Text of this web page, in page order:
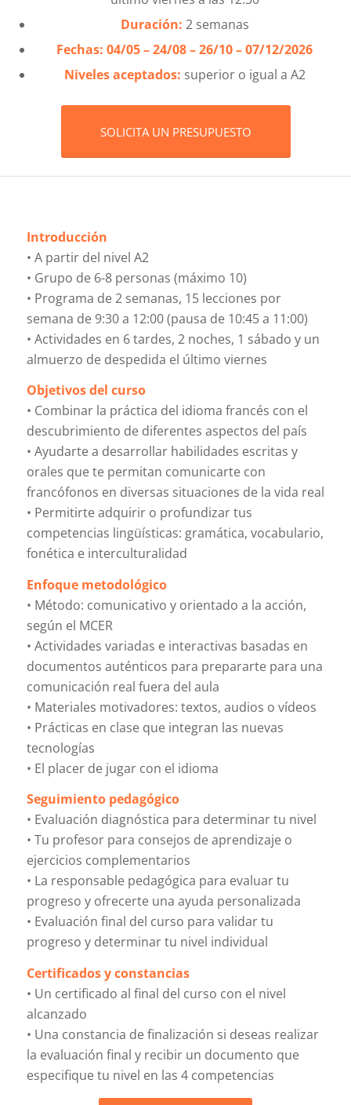
Duración: 2 semanas
Fechas: 04/05 – 24/08 – 26/10 – 07/12/2026
Niveles aceptados: superior o igual a A2
SOLICITA UN PRESUPUESTO
Introducción
• A partir del nivel A2
• Grupo de 6-8 personas (máximo 10)
• Programa de 2 semanas, 15 lecciones por
semana de 9:30 a 12:00 (pausa de 10:45 a 11:00)
• Actividades en 6 tardes, 2 noches, 1 sábado y un
almuerzo de despedida el último viernes
Objetivos del curso
• Combinar la práctica del idioma francés con el
descubrimiento de diferentes aspectos del país
• Ayudarte a desarrollar habilidades escritas y
orales que te permitan comunicarte con
francófonos en diversas situaciones de la vida real
• Permitirte adquirir o profundizar tus
competencias lingüísticas: gramática, vocabulario,
fonética e interculturalidad
Enfoque metodológico
• Método: comunicativo y orientado a la acción,
según el MCER
• Actividades variadas e interactivas basadas en
documentos auténticos para prepararte para una
comunicación real fuera del aula
• Materiales motivadores: textos, audios o vídeos
• Prácticas en clase que integran las nuevas
tecnologías
• El placer de jugar con el idioma
Seguimiento pedagógico
• Evaluación diagnóstica para determinar tu nivel
• Tu profesor para consejos de aprendizaje o
ejercicios complementarios
• La responsable pedagógica para evaluar tu
progreso y ofrecerte una ayuda personalizada
• Evaluación final del curso para validar tu
progreso y determinar tu nivel individual
Certificados y constancias
• Un certificado al final del curso con el nivel
alcanzado
• Una constancia de finalización si deseas realizar
la evaluación final y recibir un documento que
especifique tu nivel en las 4 competencias